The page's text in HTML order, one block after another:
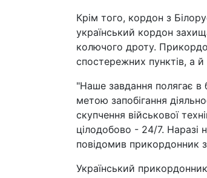
Крім того, кордон з
український кордон
колючого дроту.
спостережних пунктів, а
"Наше завдання полягає в
метою запобігання
скупчення військової
цілодобово - 24/7. Наразі
повідомив прикордонник
Український